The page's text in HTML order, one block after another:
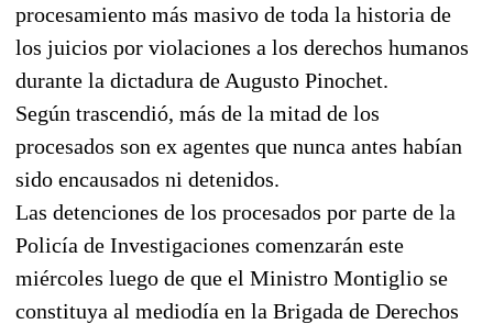
procesamiento más masivo de toda la historia de
los juicios por violaciones a los derechos humanos
durante la dictadura de Augusto Pinochet.
Según trascendió, más de la mitad de los
procesados son ex agentes que nunca antes habían
sido encausados ni detenidos.
Las detenciones de los procesados por parte de la
Policía de Investigaciones comenzarán este
miércoles luego de que el Ministro Montiglio se
constituya al mediodía en la Brigada de Derechos